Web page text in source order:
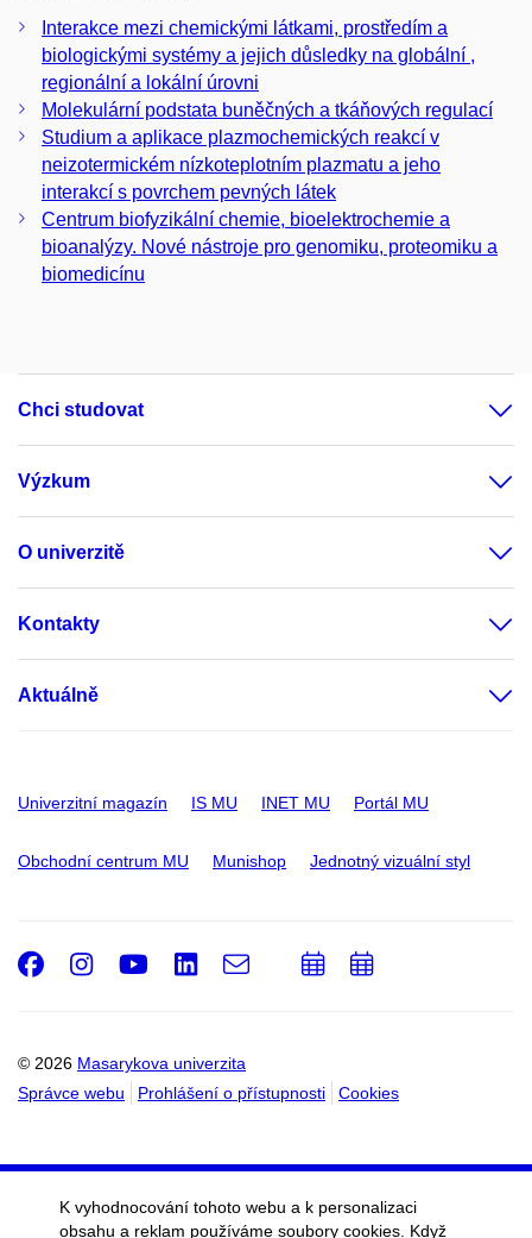
Interakce mezi chemickými látkami, prostředím a
biologickými systémy a jejich důsledky na globální ,
regionální a lokální úrovni
Molekulární podstata buněčných a tkáňových regulací
Studium a aplikace plazmochemických reakcí v
neizotermickém nízkoteplotním plazmatu a jeho
interakcí s povrchem pevných látek
Centrum biofyzikální chemie, bioelektrochemie a
bioanalýzy. Nové nástroje pro genomiku, proteomiku a
biomedicínu
Chci studovat
Výzkum
O univerzitě
Kontakty
Aktuálně
Univerzitní magazín IS MU INET MU Portál MU
Obchodní centrum MU Munishop Jednotný vizuální styl
© 2026 Masarykova univerzita
Správce webu
Prohlášení o přístupnosti Cookies
Facebook
Instagram
Youtube
LinkedIn
e-
PřidatPřidat
K vyhodnocování tohoto webu a k personalizaci
obsahu a reklam používáme soubory cookies. Když